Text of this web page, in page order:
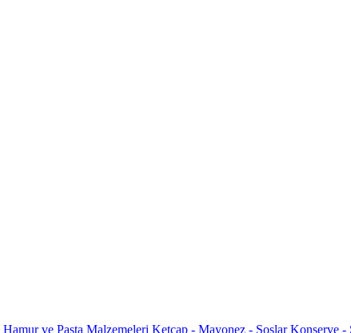
Hamur ve Pasta Malzemeleri Ketçap - Mayonez - SoslarKonserve -